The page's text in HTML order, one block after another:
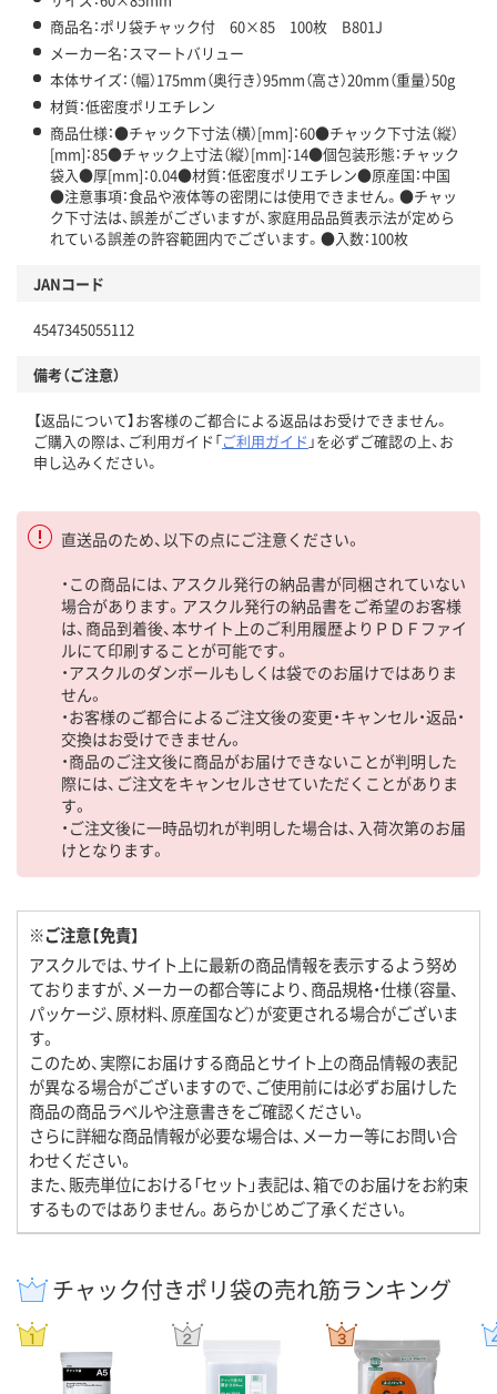
商品名：ポリ袋チャック付 60×85 100枚 B801J
メーカー名：スマートバリュー
本体サイズ：（幅）175mm（奥行き）95mm（高さ）20mm（重量）50g
材質：低密度ポリエチレン
商品仕様：●チャック下寸法（横）[mm]：60●チャック下寸法（縦）
[mm]：85●チャック上寸法（縦）[mm]：14●個包装形態：チャック
袋入●厚[mm]：0.04●材質：低密度ポリエチレン●原産国：中国
●注意事項：食品や液体等の密閉には使用できません。●チャッ
ク下寸法は、誤差がございますが、家庭用品品質表示法が定めら
れている誤差の許容範囲内でございます。●入数：100枚
JANコード
4547345055112
備考（ご注意）
【返品について】お客様のご都合による返品はお受けできません。
ご購入の際は、ご利用ガイド「ご利用ガイド 」を必ずご確認の上、お
申し込みください。
直送品のため、以下の点にご注意ください。
・この商品には、アスクル発行の納品書が同梱されていない
場合があります。アスクル発行の納品書をご希望のお客様
は、商品到着後、本サイト上のご利用履歴よりＰＤＦファイ
ルにて印刷することが可能です。
・アスクルのダンボールもしくは袋でのお届けではありま
せん。
・お客様のご都合によるご注文後の変更・キャンセル・返品・
交換はお受けできません。
・商品のご注文後に商品がお届けできないことが判明した
際には、ご注文をキャンセルさせていただくことがありま
す。
・ご注文後に一時品切れが判明した場合は、入荷次第のお届
けとなります。
※ご注意【免責】
アスクルでは、サイト上に最新の商品情報を表示するよう努め
ておりますが、メーカーの都合等により、商品規格・仕様（容量、
パッケージ、原材料、原産国など）が変更される場合がございま
す。
このため、実際にお届けする商品とサイト上の商品情報の表記
が異なる場合がございますので、ご使用前には必ずお届けした
商品の商品ラベルや注意書きをご確認ください。
さらに詳細な商品情報が必要な場合は、メーカー等にお問い合
わせください。
また、販売単位における「セット」表記は、箱でのお届けをお約束
するものではありません。あらかじめご了承ください。
チャック付きポリ袋の売れ筋ランキング